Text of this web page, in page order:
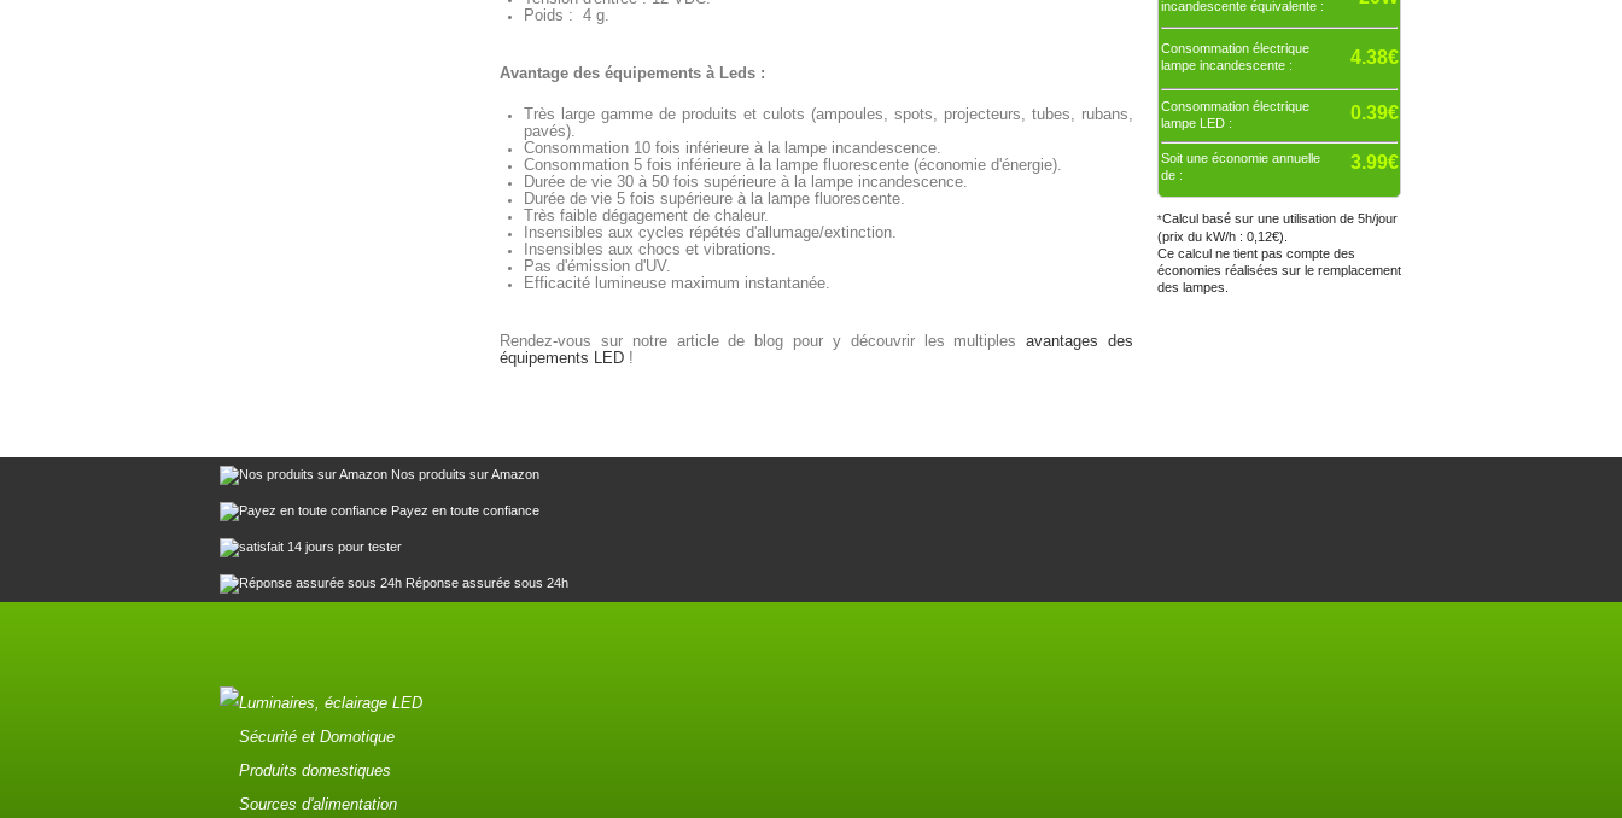
Poids : 4 g.
Avantage des équipements à Leds :
Très large gamme de produits et culots (ampoules, spots, projecteurs, tubes, rubans,
pavés).
Consommation 10 fois inférieure à la lampe incandescence.
Consommation 5 fois inférieure à la lampe fluorescente (économie d'énergie).
Durée de vie 30 à 50 fois supérieure à la lampe incandescence.
Durée de vie 5 fois supérieure à la lampe fluorescente.
Très faible dégagement de chaleur.
Insensibles aux cycles répétés d'allumage/extinction.
Insensibles aux chocs et vibrations.
Pas d'émission d'UV.
Efficacité lumineuse maximum instantanée.
Rendez-vous sur notre article de blog pour y découvrir les multiplesavantages des
équipements LED !
incandescente équivalente :
Consommation électrique
lampe incandescente :
4.38€
Consommation électrique
lampe LED :
0.39€
Soit une économie annuelle
de :
3.99€
*Calcul basé sur une utilisation de 5h/jour
(prix du kW/h : 0,12€).
Ce calcul ne tient pas compte des
économies réalisées sur le remplacement
des lampes.
Nos produits sur Amazon
Payez en toute confiance
14 jours pour tester
Réponse assurée sous 24h
Luminaires, éclairage LED
Sécurité et Domotique
Produits domestiques
Sources d'alimentation